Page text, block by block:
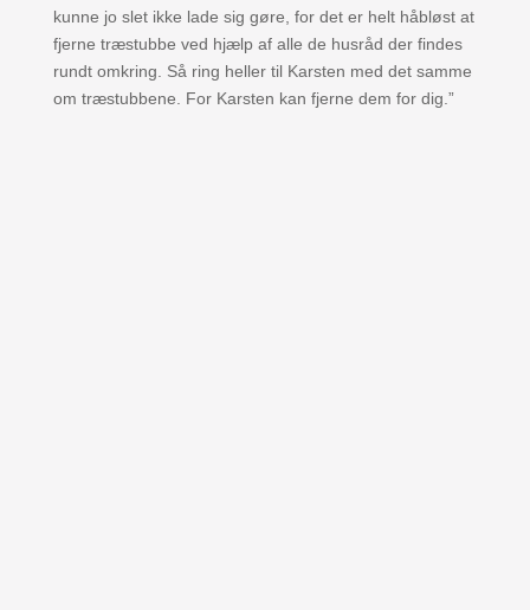
kunne jo slet ikke lade sig gøre, for det er helt håbløst at
fjerne træstubbe ved hjælp af alle de husråd der findes
rundt omkring. Så ring heller til Karsten med det samme
om træstubbene. For Karsten kan fjerne dem for dig.”